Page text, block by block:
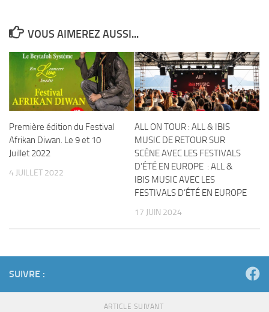
VOUS AIMEREZ AUSSI...
Première édition du Festival
Afrikan Diwan. Le 9 et 10
Juillet 2022
4 JUILLET 2022
ALL ON TOUR : ALL & IBIS
MUSIC DE RETOUR SUR
SCÈNE AVEC LES FESTIVALS
D’ÉTÉ EN EUROPE : ALL &
IBIS MUSIC AVEC LES
FESTIVALS D’ÉTÉ EN EUROPE
17 JUIN 2024
SUIVRE :
ARTICLE SUIVANT